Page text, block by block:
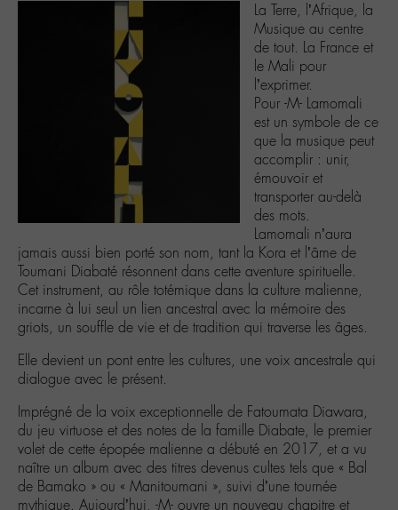
La Terre, l’Afrique, la
Musique au centre
de tout. La France et
le Mali pour
l’exprimer.
Pour -M- Lamomali
est un symbole de ce
que la musique peut
accomplir : unir,
émouvoir et
transporter au-delà
des mots.
Lamomali n’aura
jamais aussi bien porté son nom, tant la Kora et l’âme de
Toumani Diabaté résonnent dans cette aventure spirituelle.
Cet instrument, au rôle totémique dans la culture malienne,
incarne à lui seul un lien ancestral avec la mémoire des
griots, un souffle de vie et de tradition qui traverse les âges.
Elle devient un pont entre les cultures, une voix ancestrale qui
dialogue avec le présent.
Imprégné de la voix exceptionnelle de Fatoumata Diawara,
du jeu virtuose et des notes de la famille Diabate, le premier
volet de cette épopée malienne a débuté en 2017, et a vu
naître un album avec des titres devenus cultes tels que « Bal
de Bamako » ou « Manitoumani », suivi d’une tournée
mythique. Aujourd’hui, -M- ouvre un nouveau chapitre et